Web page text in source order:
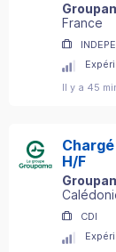
France
Il y a 45
H/F
CDI